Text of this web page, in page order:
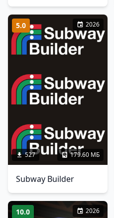
5.0 2026
527 179.60 МБ
Subway Builder
10.0 2026